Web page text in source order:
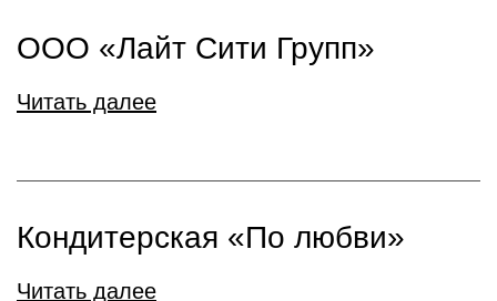
ООО «Лайт Сити Групп»
Читать далее
Кондитерская «По любви»
Читать далее